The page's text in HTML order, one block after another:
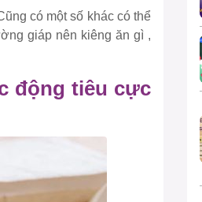
có một số khác có thể
giáp nên kiêng ăn gì ,
động tiêu cực